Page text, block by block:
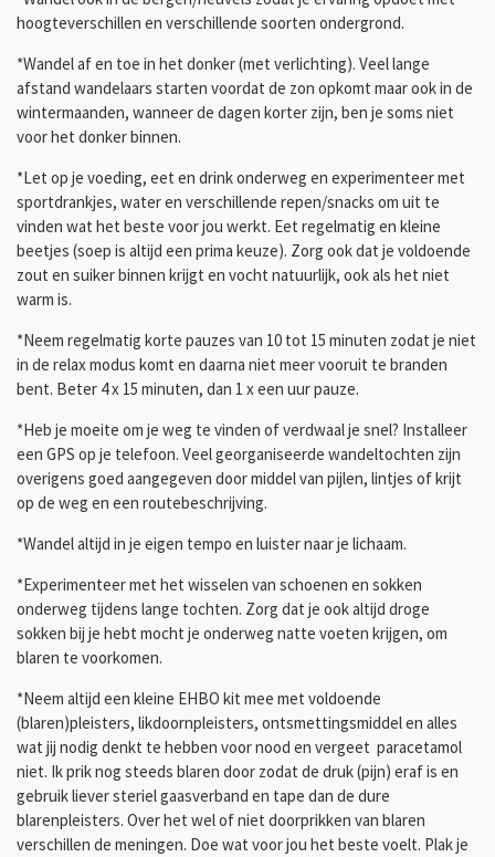
hoogteverschillen en verschillende soorten ondergrond.
*Wandel af en toe in het donker (met verlichting). Veel lange
afstand wandelaars starten voordat de zon opkomt maar ook in de
wintermaanden, wanneer de dagen korter zijn, ben je soms niet
voor het donker binnen.
*Let op je voeding, eet en drink onderweg en experimenteer met
sportdrankjes, water en verschillende repen/snacks om uit te
vinden wat het beste voor jou werkt. Eet regelmatig en kleine
beetjes (soep is altijd een prima keuze). Zorg ook dat je voldoende
zout en suiker binnen krijgt en vocht natuurlijk, ook als het niet
warm is.
*Neem regelmatig korte pauzes van 10 tot 15 minuten zodat je niet
in de relax modus komt en daarna niet meer vooruit te branden
bent. Beter 4 x 15 minuten, dan 1 x een uur pauze.
*Heb je moeite om je weg te vinden of verdwaal je snel? Installeer
een GPS op je telefoon. Veel georganiseerde wandeltochten zijn
overigens goed aangegeven door middel van pijlen, lintjes of krijt
op de weg en een routebeschrijving.
*Wandel altijd in je eigen tempo en luister naar je lichaam.
*Experimenteer met het wisselen van schoenen en sokken
onderweg tijdens lange tochten. Zorg dat je ook altijd droge
sokken bij je hebt mocht je onderweg natte voeten krijgen, om
blaren te voorkomen.
*Neem altijd een kleine EHBO kit mee met voldoende
(blaren)pleisters, likdoornpleisters, ontsmettingsmiddel en alles
wat jij nodig denkt te hebben voor nood en vergeet paracetamol
niet. Ik prik nog steeds blaren door zodat de druk (pijn) eraf is en
gebruik liever steriel gaasverband en tape dan de dure
blarenpleisters. Over het wel of niet doorprikken van blaren
verschillen de meningen. Doe wat voor jou het beste voelt. Plak je